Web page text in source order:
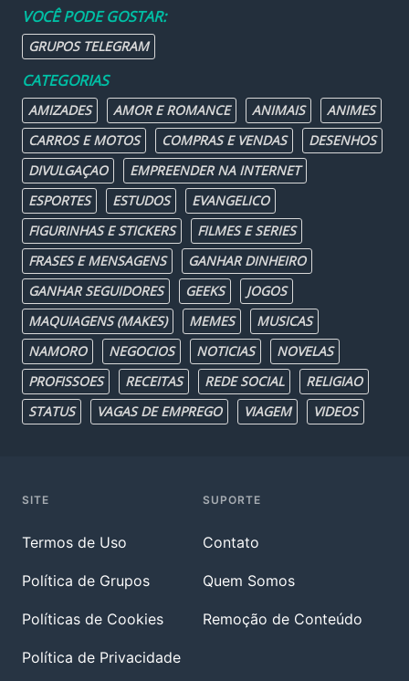
VOCÊ PODE GOSTAR:
GRUPOS TELEGRAM
CATEGORIAS
AMIZADES AMOR E ROMANCE ANIMAIS
ANIMES
CARROS E MOTOS
COMPRAS E VENDAS
DESENHOS
DIVULGAÇAO
EMPREENDER NA INTERNET
ESPORTES
ESTUDOS
EVANGELICO
FIGURINHAS E STICKERS
FILMES E SERIES
FRASES E MENSAGENS
GANHAR DINHEIRO
GANHAR SEGUIDORES
GEEKS
JOGOS
MAQUIAGENS (MAKES)
MEMES
MUSICAS
NAMORO
NEGOCIOS NOTICIAS
NOVELAS
PROFISSOES
RECEITAS REDE SOCIAL
RELIGIAO
STATUS
VAGAS DE EMPREGO VIAGEM VIDEOS
SITE
Termos de Uso
Política de Grupos
Políticas de Cookies
Política de Privacidade
SUPORTE
Contato
Quem Somos
Remoção de Conteúdo